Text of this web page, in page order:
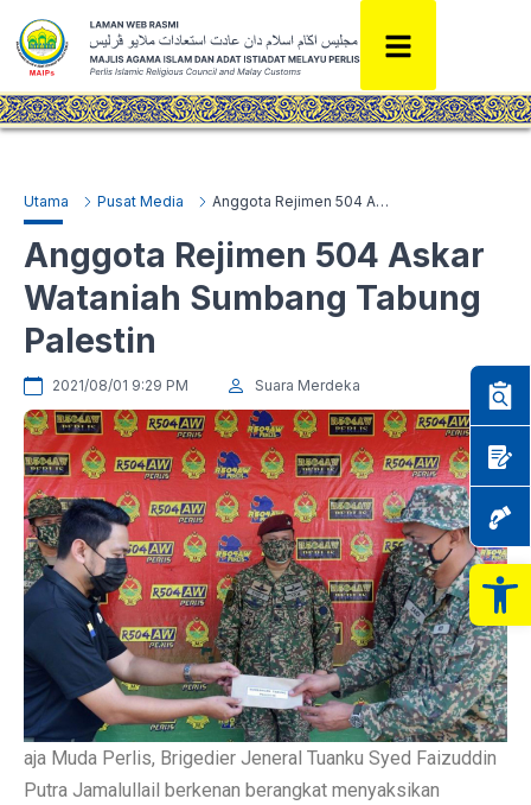
Utama Pusat Media Anggota Rejimen 504 Askar Wataniah Sumbang Tabung Palestin
Anggota Rejimen 504 Askar
Wataniah Sumbang Tabung
Palestin
2021/08/01 9:29 PM Suara Merdeka
aja Muda Perlis, Brigedier Jeneral Tuanku Syed Faizuddin
Putra Jamalullail berkenan berangkat menyaksikan